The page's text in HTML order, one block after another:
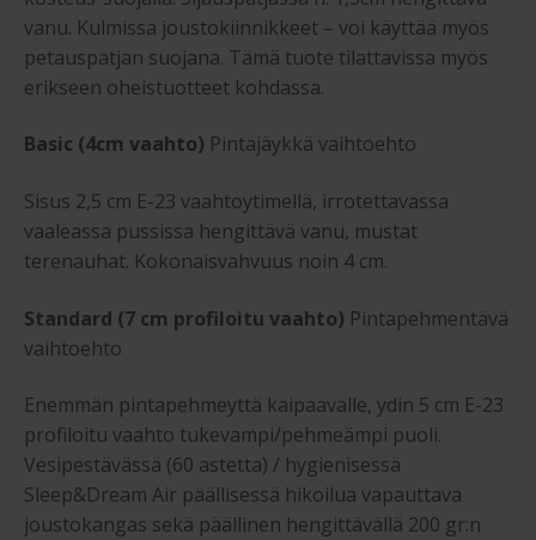
vanu. Kulmissa joustokiinnikkeet – voi käyttää myös
petauspatjan suojana. Tämä tuote tilattavissa myös
erikseen oheistuotteet kohdassa.
Basic (4cm vaahto) Pintajäykkä vaihtoehto
Sisus 2,5 cm E-23 vaahtoytimellä, irrotettavassa
vaaleassa pussissa hengittävä vanu, mustat
terenauhat. Kokonaisvahvuus noin 4 cm.
Standard (7 cm profiloitu vaahto) Pintapehmentävä
vaihtoehto
Enemmän pintapehmeyttä kaipaavalle, ydin 5 cm E-23
profiloitu vaahto tukevampi/pehmeämpi puoli.
Vesipestävässä (60 astetta) / hygienisessä
Sleep&Dream Air päällisessä hikoilua vapauttava
joustokangas sekä päällinen hengittävällä 200 gr:n